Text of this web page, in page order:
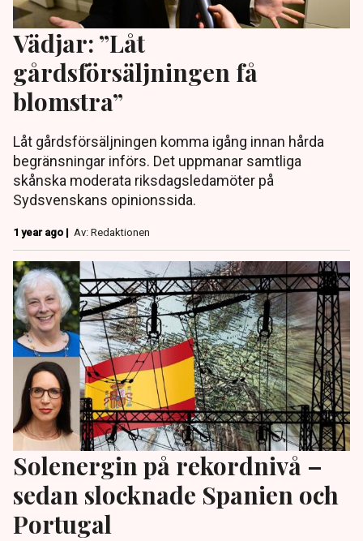
Vädjar: ”Låt
gårdsförsäljningen få
blomstra”
Låt gårdsförsäljningen komma igång innan hårda
begränsningar införs. Det uppmanar samtliga
skånska moderata riksdagsledamöter på
Sydsvenskans opinionssida.
1 year ago | Av: Redaktionen
Solenergin på rekordnivå –
sedan slocknade Spanien och
Portugal